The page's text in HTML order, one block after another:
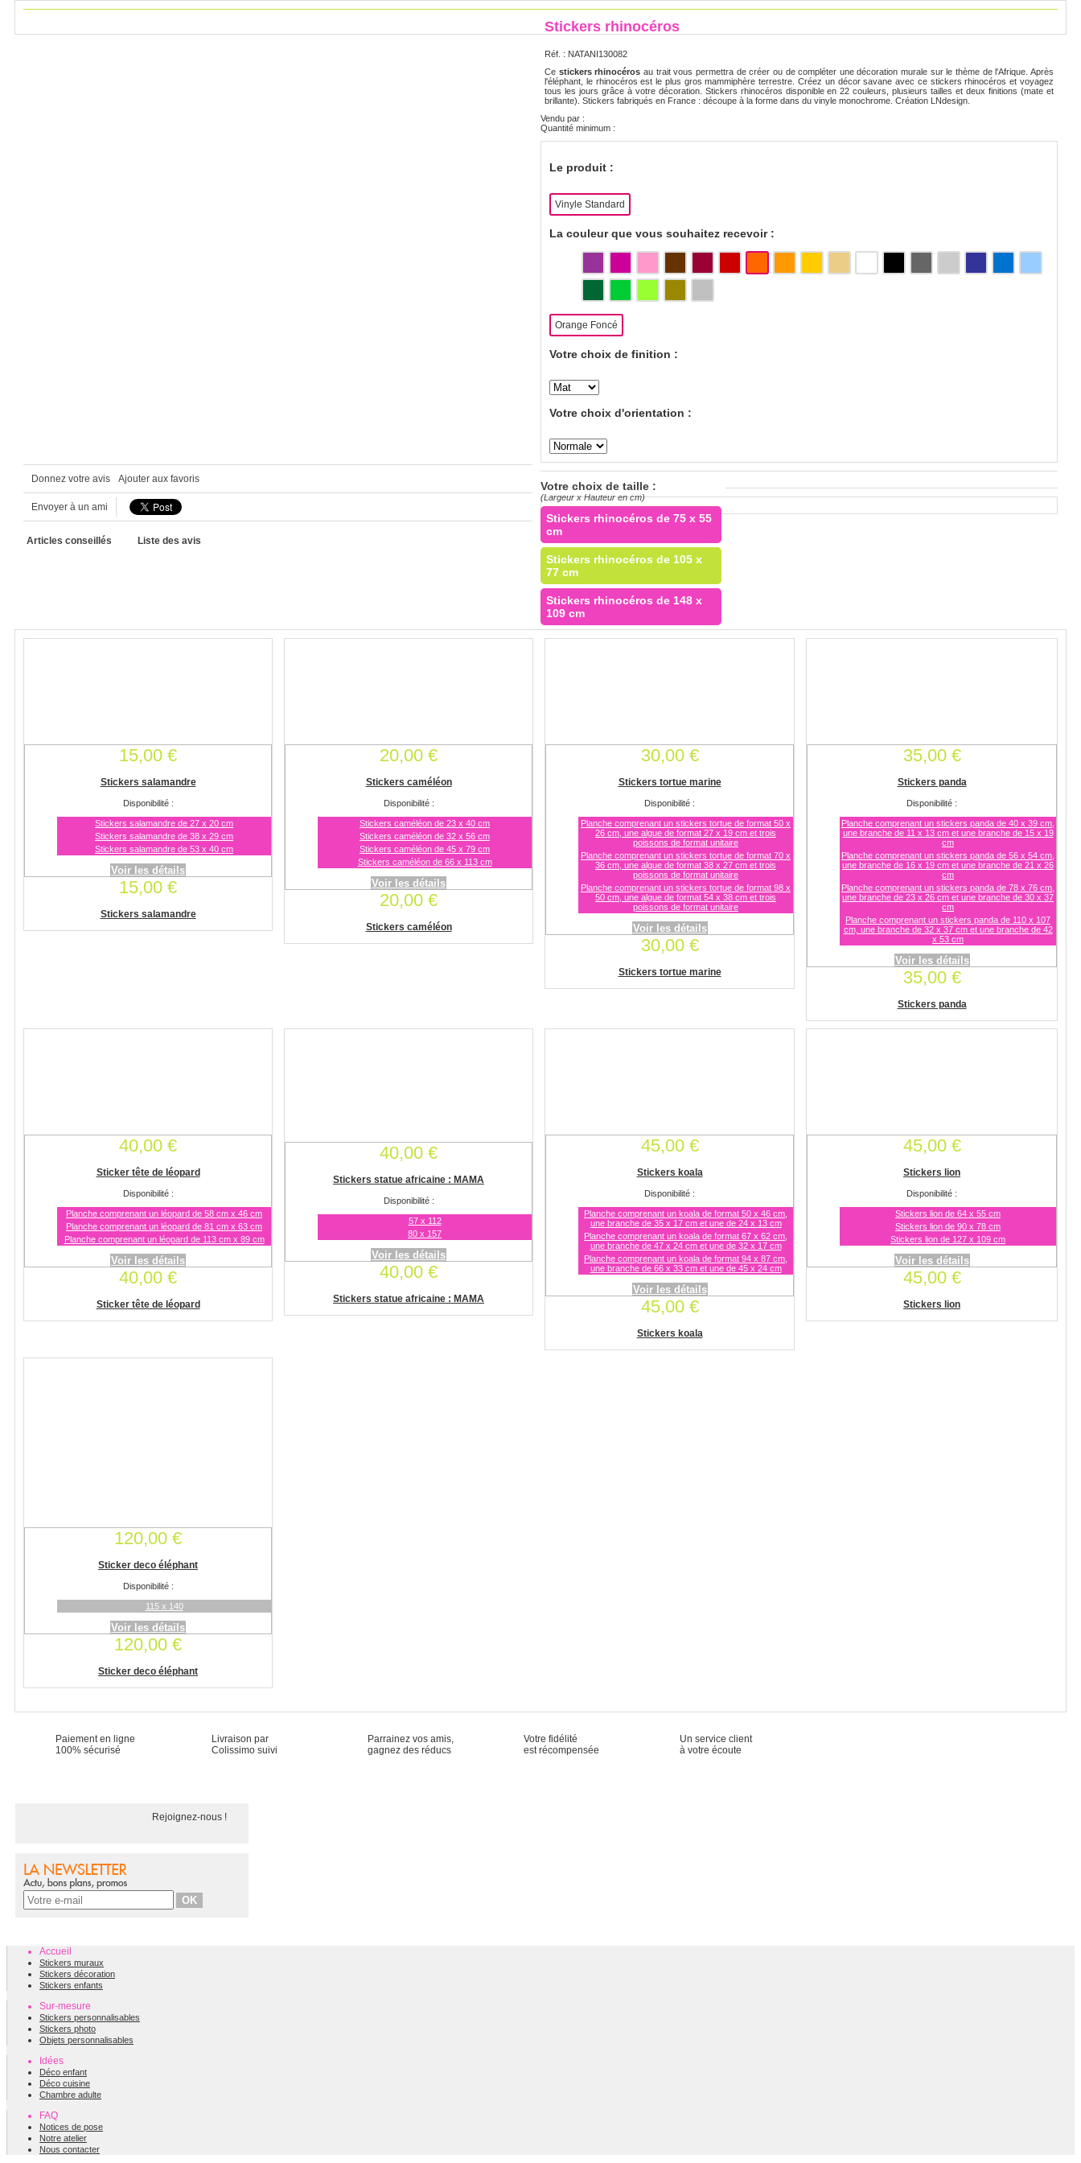
Stickers enfants
Donnez votre avis Ajouter aux favoris
Envoyer à un ami
Stickers rhinocéros
Réf. : NATANI130082
Ce stickers rhinocéros au trait vous permettra de créer ou de compléter une décoration murale sur le thème de l'Afrique. Après
l'éléphant, le rhinocéros est le plus gros mammiphère terrestre. Créez un décor savane avec ce stickers rhinocéros et voyagez
tous les jours grâce à votre décoration. Stickers rhinocéros disponible en 22 couleurs, plusieurs tailles et deux finitions (mate et
brillante). Stickers fabriqués en France : découpe à la forme dans du vinyle monochrome. Création LNdesign.
Vendu par :
Quantité minimum :
Le produit :
Vinyle Standard
La couleur que vous souhaitez recevoir :
Orange Foncé
Votre choix de finition :
Votre choix d'orientation :
Votre choix de taille :
(Largeur x Hauteur en cm)
Stickers rhinocéros de 75 x 55
cm
Stickers rhinocéros de 105 x
77 cm
Stickers rhinocéros de 148 x
109 cm
Articles conseillés Liste des avis
15,00 €
Stickers salamandre
Disponibilité :
Stickers salamandre de 27 x 20 cm
Stickers salamandre de 38 x 29 cm
Stickers salamandre de 53 x 40 cm
Voir les détails
15,00 €
Stickers salamandre
20,00 €
Stickers caméléon
Disponibilité :
Stickers caméléon de 23 x 40 cm
Stickers caméléon de 32 x 56 cm
Stickers caméléon de 45 x 79 cm
Stickers caméléon de 66 x 113 cm
Voir les détails
20,00 €
Stickers caméléon
30,00 €
Stickers tortue marine
Disponibilité :
Planche comprenant un stickers tortue de format 50 x
26 cm, une algue de format 27 x 19 cm et trois
poissons de format unitaire
Planche comprenant un stickers tortue de format 70 x
36 cm, une algue de format 38 x 27 cm et trois
poissons de format unitaire
Planche comprenant un stickers tortue de format 98 x
50 cm, une algue de format 54 x 38 cm et trois
poissons de format unitaire
Voir les détails
30,00 €
Stickers tortue marine
35,00 €
Stickers panda
Disponibilité :
Planche comprenant un stickers panda de 40 x 39 cm,
une branche de 11 x 13 cm et une branche de 15 x 19
cm
Planche comprenant un stickers panda de 56 x 54 cm,
une branche de 16 x 19 cm et une branche de 21 x 26
cm
Planche comprenant un stickers panda de 78 x 76 cm,
une branche de 23 x 26 cm et une branche de 30 x 37
cm
Planche comprenant un stickers panda de 110 x 107
cm, une branche de 32 x 37 cm et une branche de 42
x 53 cm
Voir les détails
35,00 €
Stickers panda
40,00 €
Sticker tête de léopard
Disponibilité :
Planche comprenant un léopard de 58 cm x 46 cm
Planche comprenant un léopard de 81 cm x 63 cm
Planche comprenant un léopard de 113 cm x 89 cm
Voir les détails
40,00 €
Sticker tête de léopard
40,00 €
Stickers statue africaine : MAMA
Disponibilité :
57 x 112
80 x 157
Voir les détails
40,00 €
Stickers statue africaine : MAMA
45,00 €
Stickers koala
Disponibilité :
Planche comprenant un koala de format 50 x 46 cm,
une branche de 35 x 17 cm et une de 24 x 13 cm
Planche comprenant un koala de format 67 x 62 cm,
une branche de 47 x 24 cm et une de 32 x 17 cm
Planche comprenant un koala de format 94 x 87 cm,
une branche de 66 x 33 cm et une de 45 x 24 cm
Voir les détails
45,00 €
Stickers koala
45,00 €
Stickers lion
Disponibilité :
Stickers lion de 64 x 55 cm
Stickers lion de 90 x 78 cm
Stickers lion de 127 x 109 cm
Voir les détails
45,00 €
Stickers lion
120,00 €
Sticker deco éléphant
Disponibilité :
115 x 140
Voir les détails
120,00 €
Sticker deco éléphant
Paiement en ligne
100% sécurisé
Livraison par
Colissimo suivi
Parrainez vos amis,
gagnez des réducs
Votre fidélité
est récompensée
Un service client
à votre écoute
Rejoignez-nous !
Accueil
Stickers muraux
Stickers décoration
Stickers enfants
Sur-mesure
Stickers personnalisables
Stickers photo
Objets personnalisables
Idées
Déco enfant
Déco cuisine
Chambre adulte
FAQ
Notices de pose
Notre atelier
Nous contacter